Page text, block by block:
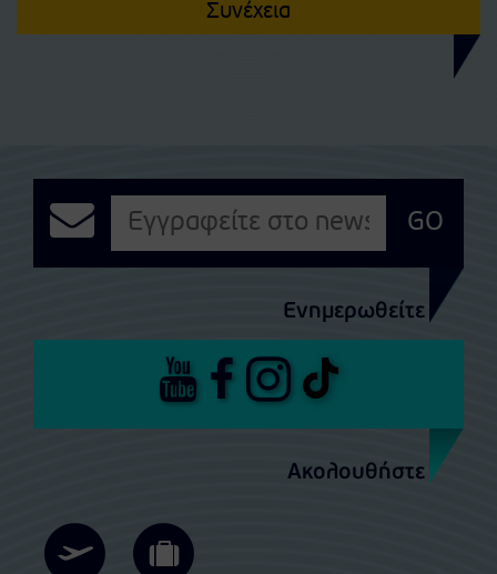
Συνέχεια
Ενημερωθείτε
GO
Ακολουθήστε